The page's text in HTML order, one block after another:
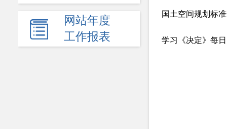
新闻发布会
网站年度
工作报表
国土空间规划标